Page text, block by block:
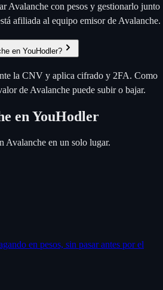
Avalanche con pesos y gestionarlo junto
afiliada al equipo emisor de Avalanche.
en YouHodler?
la CNV y aplica cifrado y 2FA. Como
de Avalanche puede subir o bajar.
en YouHodler
Avalanche en un solo lugar.
en pesos, sin pasar antes por el